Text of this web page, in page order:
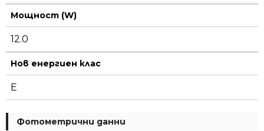
Мощност (W)
12.0
Нов енергиен клас
E
Фотометрични данни